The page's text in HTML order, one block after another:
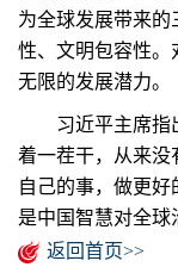
为全球发展带来的
性、文明包容性。
无限的发展潜力。
习近平主席指出
着一茬干，从来没
自己的事，做更
是中国智慧对全球
返回首页>>